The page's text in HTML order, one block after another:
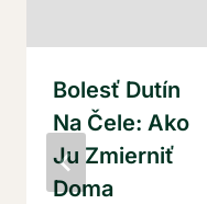
Bolesť Dutín
Na Čele: Ako
Ju Zmierniť
Doma